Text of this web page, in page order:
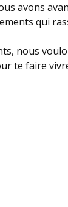
avons
qui
nous
te faire